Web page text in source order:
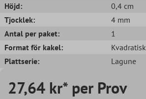
Höjd:
0,4 cm
Tjocklek:
4 mm
Antal per paket:
1
Format för kakel:
Kvadratisk
Plattserie:
Lagune
27,64 kr* per Prov